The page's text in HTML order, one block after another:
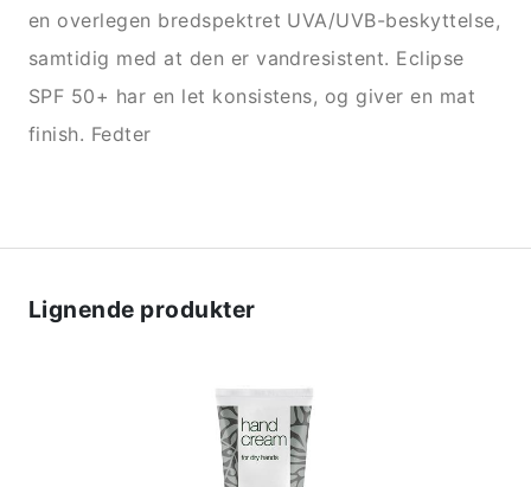
en overlegen bredspektret UVA/UVB-beskyttelse,
samtidig med at den er vandresistent. Eclipse
SPF 50+ har en let konsistens, og giver en mat
finish. Fedter
Lignende produkter